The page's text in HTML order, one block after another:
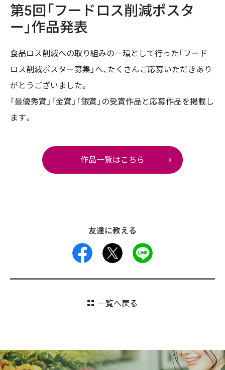
第5回「フードロス削減ポスタ
ー」作品発表
食品ロス削減への取り組みの一環として行った「フード
ロス削減ポスター募集」へ、たくさんご応募いただきあり
がとうございました。
「最優秀賞」「金賞」「銀賞」の受賞作品と応募作品を掲載し
ます。
作品一覧はこちら
友達に教える
facebook
一覧へ戻る